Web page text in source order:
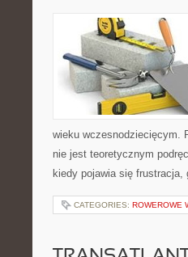
wieku wczesnodziecięcym.
nie jest teoretycznym
kiedy pojawia się
CATEGORIES: ROWEROWE